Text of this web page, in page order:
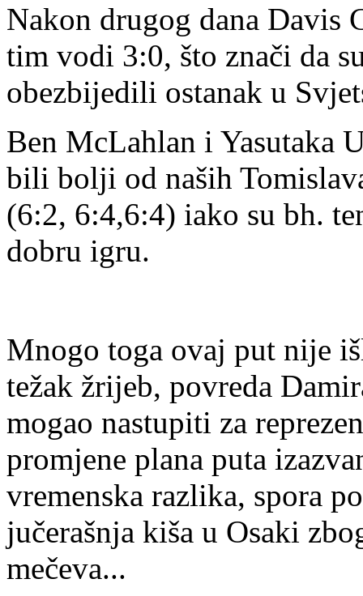
Nakon drugog dana Davis
tim vodi 3:0, što znači da
obezbijedili ostanak u
Ben McLahlan i Yasutaka
bili bolji od naših
(6:2, 6:4,6:4) iako su bh.
dobru igru.
Mnogo toga ovaj put nije
težak žrijeb, povreda
mogao nastupiti za
promjene plana puta
vremenska razlika, spora
jučerašnja kiša u Osaki
mečeva...